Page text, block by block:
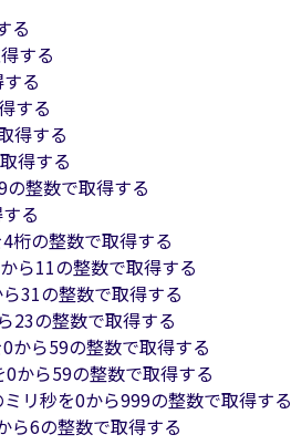
る
する
る
する
得する
得する
整数で取得する
る
の整数で取得する
ら11の整数で取得する
31の整数で取得する
の整数で取得する
ら59の整数で取得する
ら59の整数で取得する
リ秒を0から999の整数で取得する
6の整数で取得する